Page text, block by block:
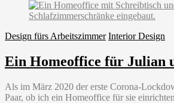
Design fürs Arbeitszimmer Interior Design
Ein Homeoffice für Julian
Als im März 2020 der erste Corona-
Paar, ob ich ein Homeoffice für sie